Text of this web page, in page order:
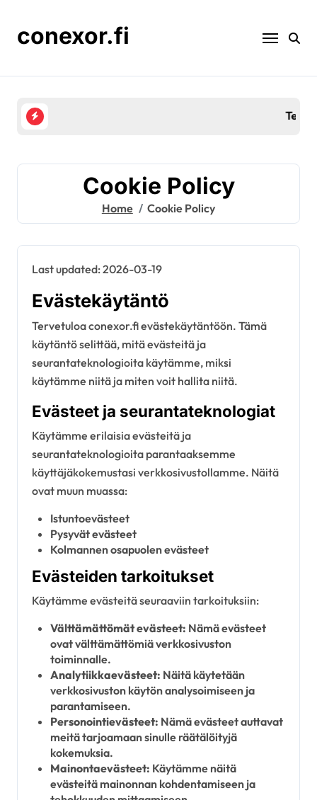
contentconexor.fi
Tennispallot savikentille: Pinta-interaktio,
Cookie Policy
Home Cookie Policy
Last updated: 2026-03-19
Evästekäytäntö
Tervetuloa conexor.fi evästekäytäntöön. Tämä
käytäntö selittää, mitä evästeitä ja
seurantateknologioita käytämme, miksi
käytämme niitä ja miten voit hallita niitä.
Evästeet ja seurantateknologiat
Käytämme erilaisia evästeitä ja
seurantateknologioita parantaaksemme
käyttäjäkokemustasi verkkosivustollamme. Näitä
ovat muun muassa:
Istuntoevästeet
Pysyvät evästeet
Kolmannen osapuolen evästeet
Evästeiden tarkoitukset
Käytämme evästeitä seuraaviin tarkoituksiin:
Välttämättömät evästeet: Nämä evästeet
ovat välttämättömiä verkkosivuston
toiminnalle.
Analytiikkaevästeet: Näitä käytetään
verkkosivuston käytön analysoimiseen ja
parantamiseen.
Personointievästeet: Nämä evästeet auttavat
meitä tarjoamaan sinulle räätälöityjä
kokemuksia.
Mainontaevästeet: Käytämme näitä
evästeitä mainonnan kohdentamiseen ja